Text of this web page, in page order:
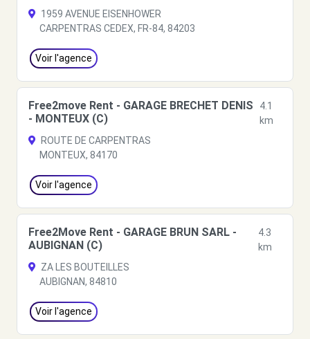
1959 AVENUE EISENHOWER
CARPENTRAS CEDEX, FR-84, 84203
Voir l'agence
Free2move Rent - GARAGE BRECHET DENIS
- MONTEUX (C)
4.1
km
ROUTE DE CARPENTRAS
MONTEUX, 84170
Voir l'agence
Free2Move Rent - GARAGE BRUN SARL -
AUBIGNAN (C)
4.3
km
ZA LES BOUTEILLES
AUBIGNAN, 84810
Voir l'agence